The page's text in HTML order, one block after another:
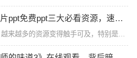
快冲！日本大片ppt免费ppt三大必看资源，速来抢！
随着互联网的飞速发展，越来越多的资源变得触手可及，特别是在影视、动画等领域，热门内容不断刷新观众的观影体验。今天，我们要分享的内容是关于“日本大片ppt免费ppt”的一些资源，且这些资源并非一般的在线